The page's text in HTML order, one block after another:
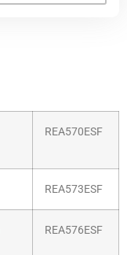
REA570ESF
REA573ESF
REA576ESF